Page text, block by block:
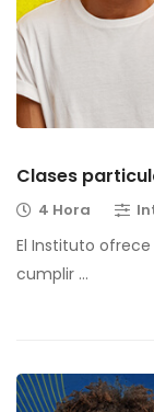
Clases
4 Hora
El Instituto
cumplir …